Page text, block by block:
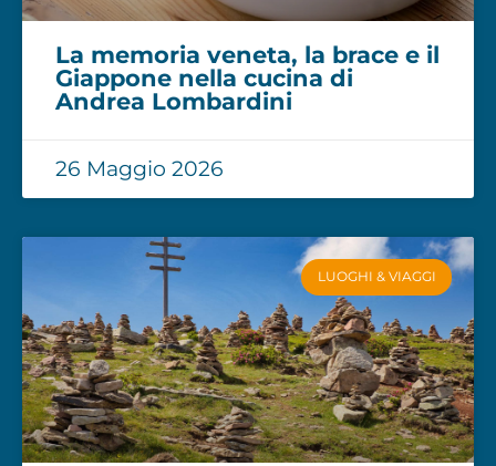
La memoria veneta, la brace e il
Giappone nella cucina di
Andrea Lombardini
26 Maggio 2026
LUOGHI & VIAGGI